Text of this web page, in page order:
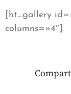
[ht_gallery
columns=»4″]